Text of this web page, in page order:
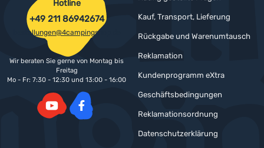
Kauf, Transport, Lieferung
Rückgabe und Warenumtausch
Reklamation
Kundenprogramm eXtra
Geschäftsbedingungen
Reklamationsordnung
Datenschutzerklärung
Hotline
+49 211 86942674
bestellungen@4campingshop.de
Wir beraten Sie gerne von Montag bis
Freitag
Mo - Fr: 7:30 - 12:30 und 13:00 - 16:00